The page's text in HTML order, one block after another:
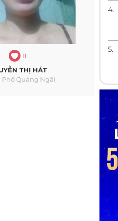
4.
5.
11
THỊ HÁT
Phố Quảng Ngãi